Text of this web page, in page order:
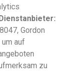
Gordon
auf
zu